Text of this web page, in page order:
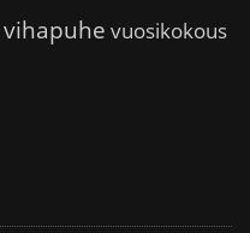
vihapuhe vuosikokous